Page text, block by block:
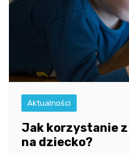
Aktualności
Jak korzystanie
na dziecko?